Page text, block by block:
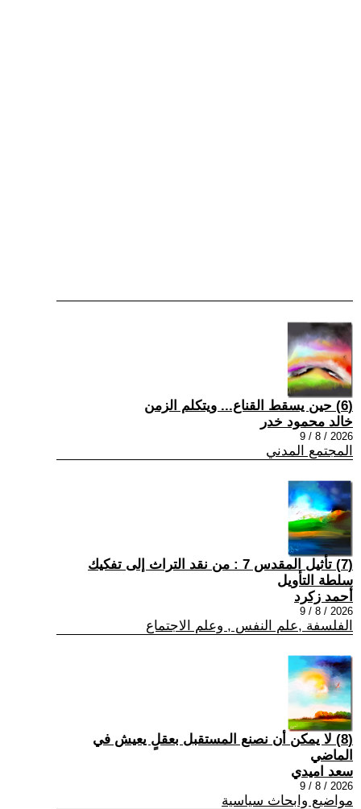
(6) حين يسقط القناع... ويتكلم الزمن
خالد محمود خدر
2026 / 8 / 9
المجتمع المدني
(7) تأثيل المقدس 7 : من نقد التراث إلى تفكيك
سلطة التأويل
أحمد زكرد
2026 / 8 / 9
الفلسفة ,علم النفس , وعلم الاجتماع
(8) لا يمكن أن نصنع المستقبل بعقلٍ يعيش في
الماضي
سعد اميدي
2026 / 8 / 9
مواضيع وابحاث سياسية